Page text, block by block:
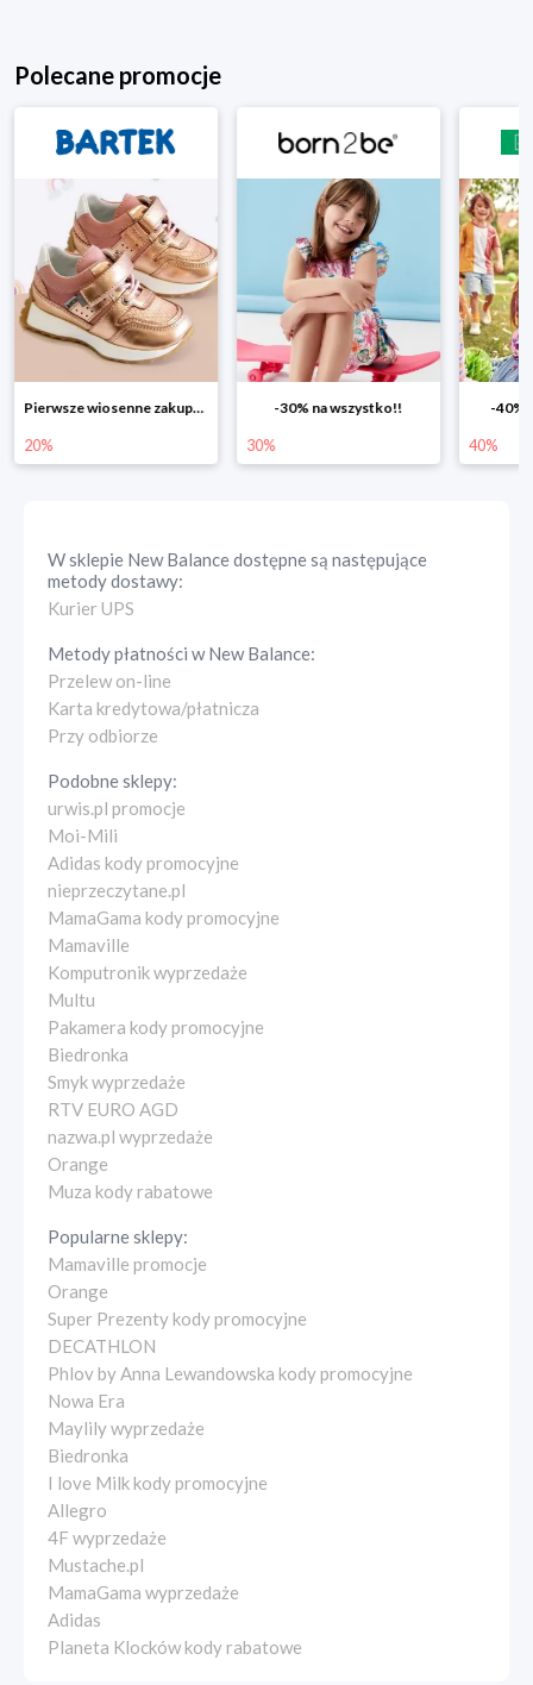
Polecane promocje
Pierwsze wiosenne zakupy -20%
20%
-30% na wszystko!!
30%
-40%
40%
W sklepie New Balancedostępne są następujące
metody dostawy:
Kurier UPS
Metody płatności wNew Balance:
Przelew on-line
Karta kredytowa/płatnicza
Przy odbiorze
Podobne sklepy:
urwis.pl promocje
Moi-Mili
Adidas kody promocyjne
nieprzeczytane.pl
MamaGama kody promocyjne
Mamaville
Komputronik wyprzedaże
Multu
Pakamera kody promocyjne
Biedronka
Smyk wyprzedaże
RTV EURO AGD
nazwa.pl wyprzedaże
Orange
Muza kody rabatowe
Popularne sklepy:
Mamaville promocje
Orange
Super Prezenty kody promocyjne
DECATHLON
Phlov by Anna Lewandowska kody promocyjne
Nowa Era
Maylily wyprzedaże
Biedronka
I love Milk kody promocyjne
Allegro
4F wyprzedaże
Mustache.pl
MamaGama wyprzedaże
Adidas
Planeta Klocków kody rabatowe